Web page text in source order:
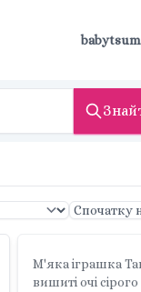
М'яка іграшка
вишиті очі